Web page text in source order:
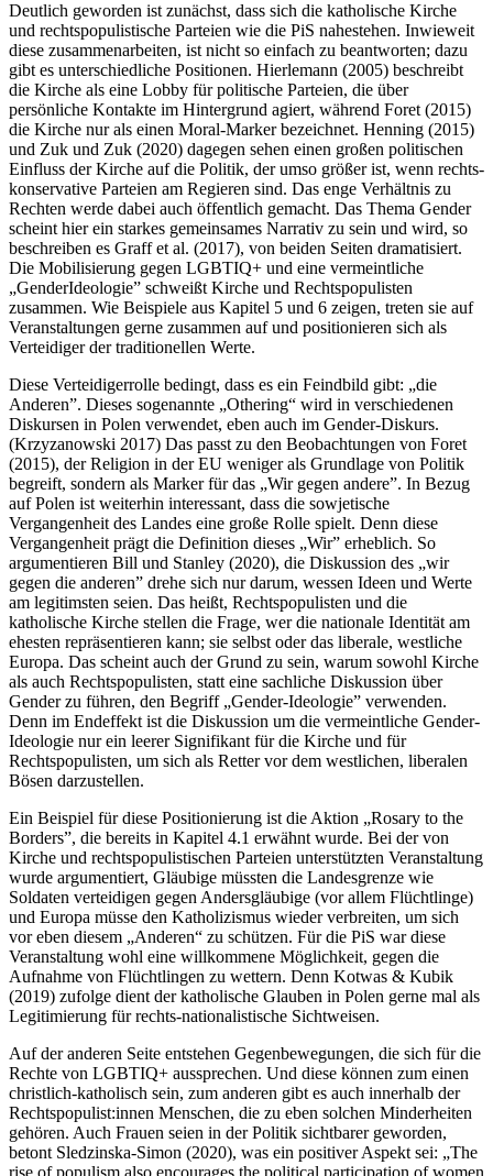
Deutlich geworden ist zunächst, dass sich die katholische Kirche
und rechtspopulistische Parteien wie die PiS nahestehen. Inwieweit
diese zusammenarbeiten, ist nicht so einfach zu beantworten; dazu
gibt es unterschiedliche Positionen. Hierlemann (2005) beschreibt
die Kirche als eine Lobby für politische Parteien, die über
persönliche Kontakte im Hintergrund agiert, während Foret (2015)
die Kirche nur als einen Moral-Marker bezeichnet. Henning (2015)
und Zuk und Zuk (2020) dagegen sehen einen großen politischen
Einfluss der Kirche auf die Politik, der umso größer ist, wenn rechts­
konservative Parteien am Regieren sind. Das enge Verhältnis zu
Rechten werde dabei auch öffentlich gemacht. Das Thema Gender
scheint hier ein starkes gemeinsames Narrativ zu sein und wird, so
beschreiben es Graff et al. (2017), von beiden Seiten dramatisiert.
Die Mobilisierung gegen LGBTIQ+ und eine vermeintliche
„Gender­Ideologie” schweißt Kirche und Rechtspopulisten
zusammen. Wie Beispiele aus Kapitel 5 und 6 zeigen, treten sie auf
Veranstaltungen gerne zusammen auf und positionieren sich als
Verteidiger der traditionellen Werte.
Diese Verteidigerrolle bedingt, dass es ein Feindbild gibt: „die
Anderen”. Dieses sogenannte „Othering“ wird in verschiedenen
Diskursen in Polen verwendet, eben auch im Gender-Diskurs.
(Krzyzanowski 2017) Das passt zu den Beobachtungen von Foret
(2015), der Religion in der EU weniger als Grundlage von Politik
begreift, sondern als Marker für das „Wir gegen andere”. In Bezug
auf Polen ist weiterhin interessant, dass die sowjetische
Vergangenheit des Landes eine große Rolle spielt. Denn diese
Vergangenheit prägt die Definition dieses „Wir” erheblich. So
argumentieren Bill und Stanley (2020), die Diskussion des „wir
gegen die anderen” drehe sich nur darum, wessen Ideen und Werte
am legitimsten seien. Das heißt, Rechtspopulisten und die
katholische Kirche stellen die Frage, wer die nationale Identität am
ehesten repräsentieren kann; sie selbst oder das liberale, westliche
Europa. Das scheint auch der Grund zu sein, warum sowohl Kirche
als auch Rechtspopulisten, statt eine sachliche Diskussion über
Gender zu führen, den Begriff „Gender-Ideologie” verwenden.
Denn im Endeffekt ist die Diskussion um die vermeintliche Gender-
Ideologie nur ein leerer Signifikant für die Kirche und für
Rechtspopulisten, um sich als Retter vor dem westlichen, liberalen
Bösen darzustellen.
Ein Beispiel für diese Positionierung ist die Aktion „Rosary to the
Borders”, die bereits in Kapitel 4.1 erwähnt wurde. Bei der von
Kirche und rechtspopulistischen Parteien unterstützten Veranstaltung
wurde argumentiert, Gläubige müssten die Landesgrenze wie
Soldaten verteidigen gegen Andersgläubige (vor allem Flüchtlinge)
und Europa müsse den Katholizismus wieder verbreiten, um sich
vor eben diesem „Anderen“ zu schützen. Für die PiS war diese
Veranstaltung wohl eine willkommene Möglichkeit, gegen die
Aufnahme von Flüchtlingen zu wettern. Denn Kotwas & Kubik
(2019) zufolge dient der katholische Glauben in Polen gerne mal als
Legitimierung für rechts-nationalistische Sichtweisen.
Auf der anderen Seite entstehen Gegenbewegungen, die sich für die
Rechte von LGBTIQ+ aussprechen. Und diese können zum einen
christlich-katholisch sein, zum anderen gibt es auch innerhalb der
Rechtspopulist:innen Menschen, die zu eben solchen Minderheiten
gehören. Auch Frauen seien in der Politik sichtbarer geworden,
betont Sledzinska-Simon (2020), was ein positiver Aspekt sei: „The
rise of populism also encourages the political participation of women